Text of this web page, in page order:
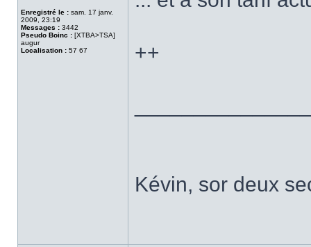
Enregistré le : sam. 17 janv.
2009, 23:19
Messages : 3442
Pseudo Boinc : [XTBA>TSA]
augur
Localisation : 57 67 ++
Kévin, sor deux